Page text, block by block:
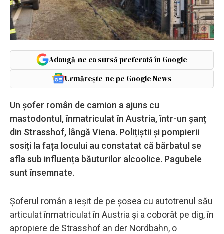
Adaugă-ne ca sursă preferată în Google
Urmărește-ne pe Google News
Un șofer român de camion a ajuns cu
mastodontul, înmatriculat în Austria, într-un șanț
din Strasshof, lângă Viena. Polițiștii și pompierii
sosiți la fața locului au constatat că bărbatul se
afla sub influența băuturilor alcoolice. Pagubele
sunt însemnate.
Șoferul român a ieșit de pe șosea cu autotrenul său
articulat înmatriculat în Austria și a coborât pe dig, în
apropiere de Strasshof an der Nordbahn, o